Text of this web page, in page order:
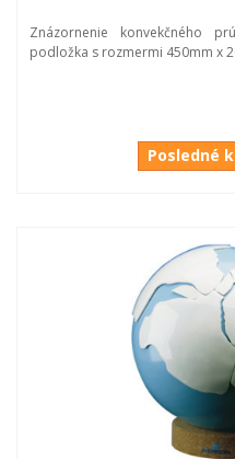
Znázornenie konvekčného
podložka s rozmermi 450mm x
Posledné